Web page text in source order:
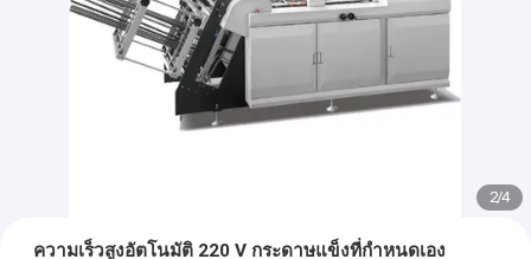
2/4
ความเร็วสูงอัตโนมัติ 220 V กระดาษแข็งที่กำหนดเอง